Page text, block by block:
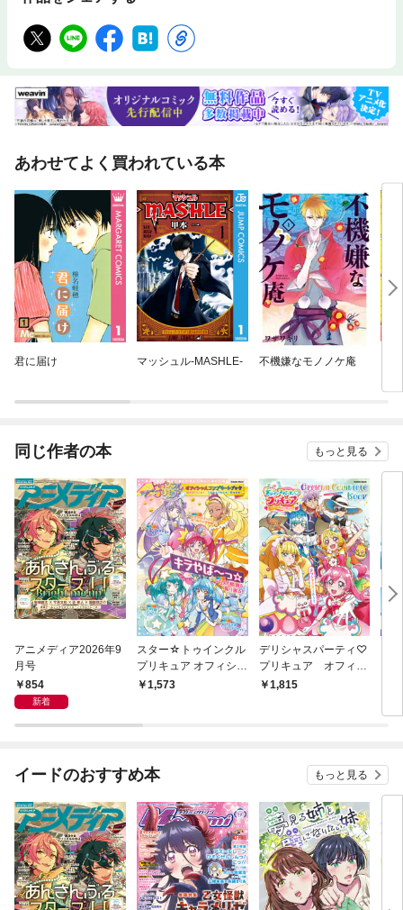
あわせてよく買われている本
君に届け マッシュル-MASHLE- 不機嫌なモノノケ庵
同じ作者の本 もっと見る
アニメディア2026年9
月号
854
新着
スター☆トゥインクル
プリキュア オフィシャ
ルコンプリートブック
1,573
デリシャスパーティ♡
プリキュア オフィシ
ャルコンプリートブッ
1,815
イードのおすすめ本 もっと見る